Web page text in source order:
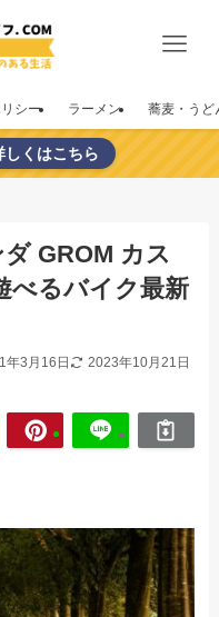
シー ラーメン 蕎麦・うど
しくはこちら
ダ GROM カス
べるバイク最新
年3月16日 2023年10月21日